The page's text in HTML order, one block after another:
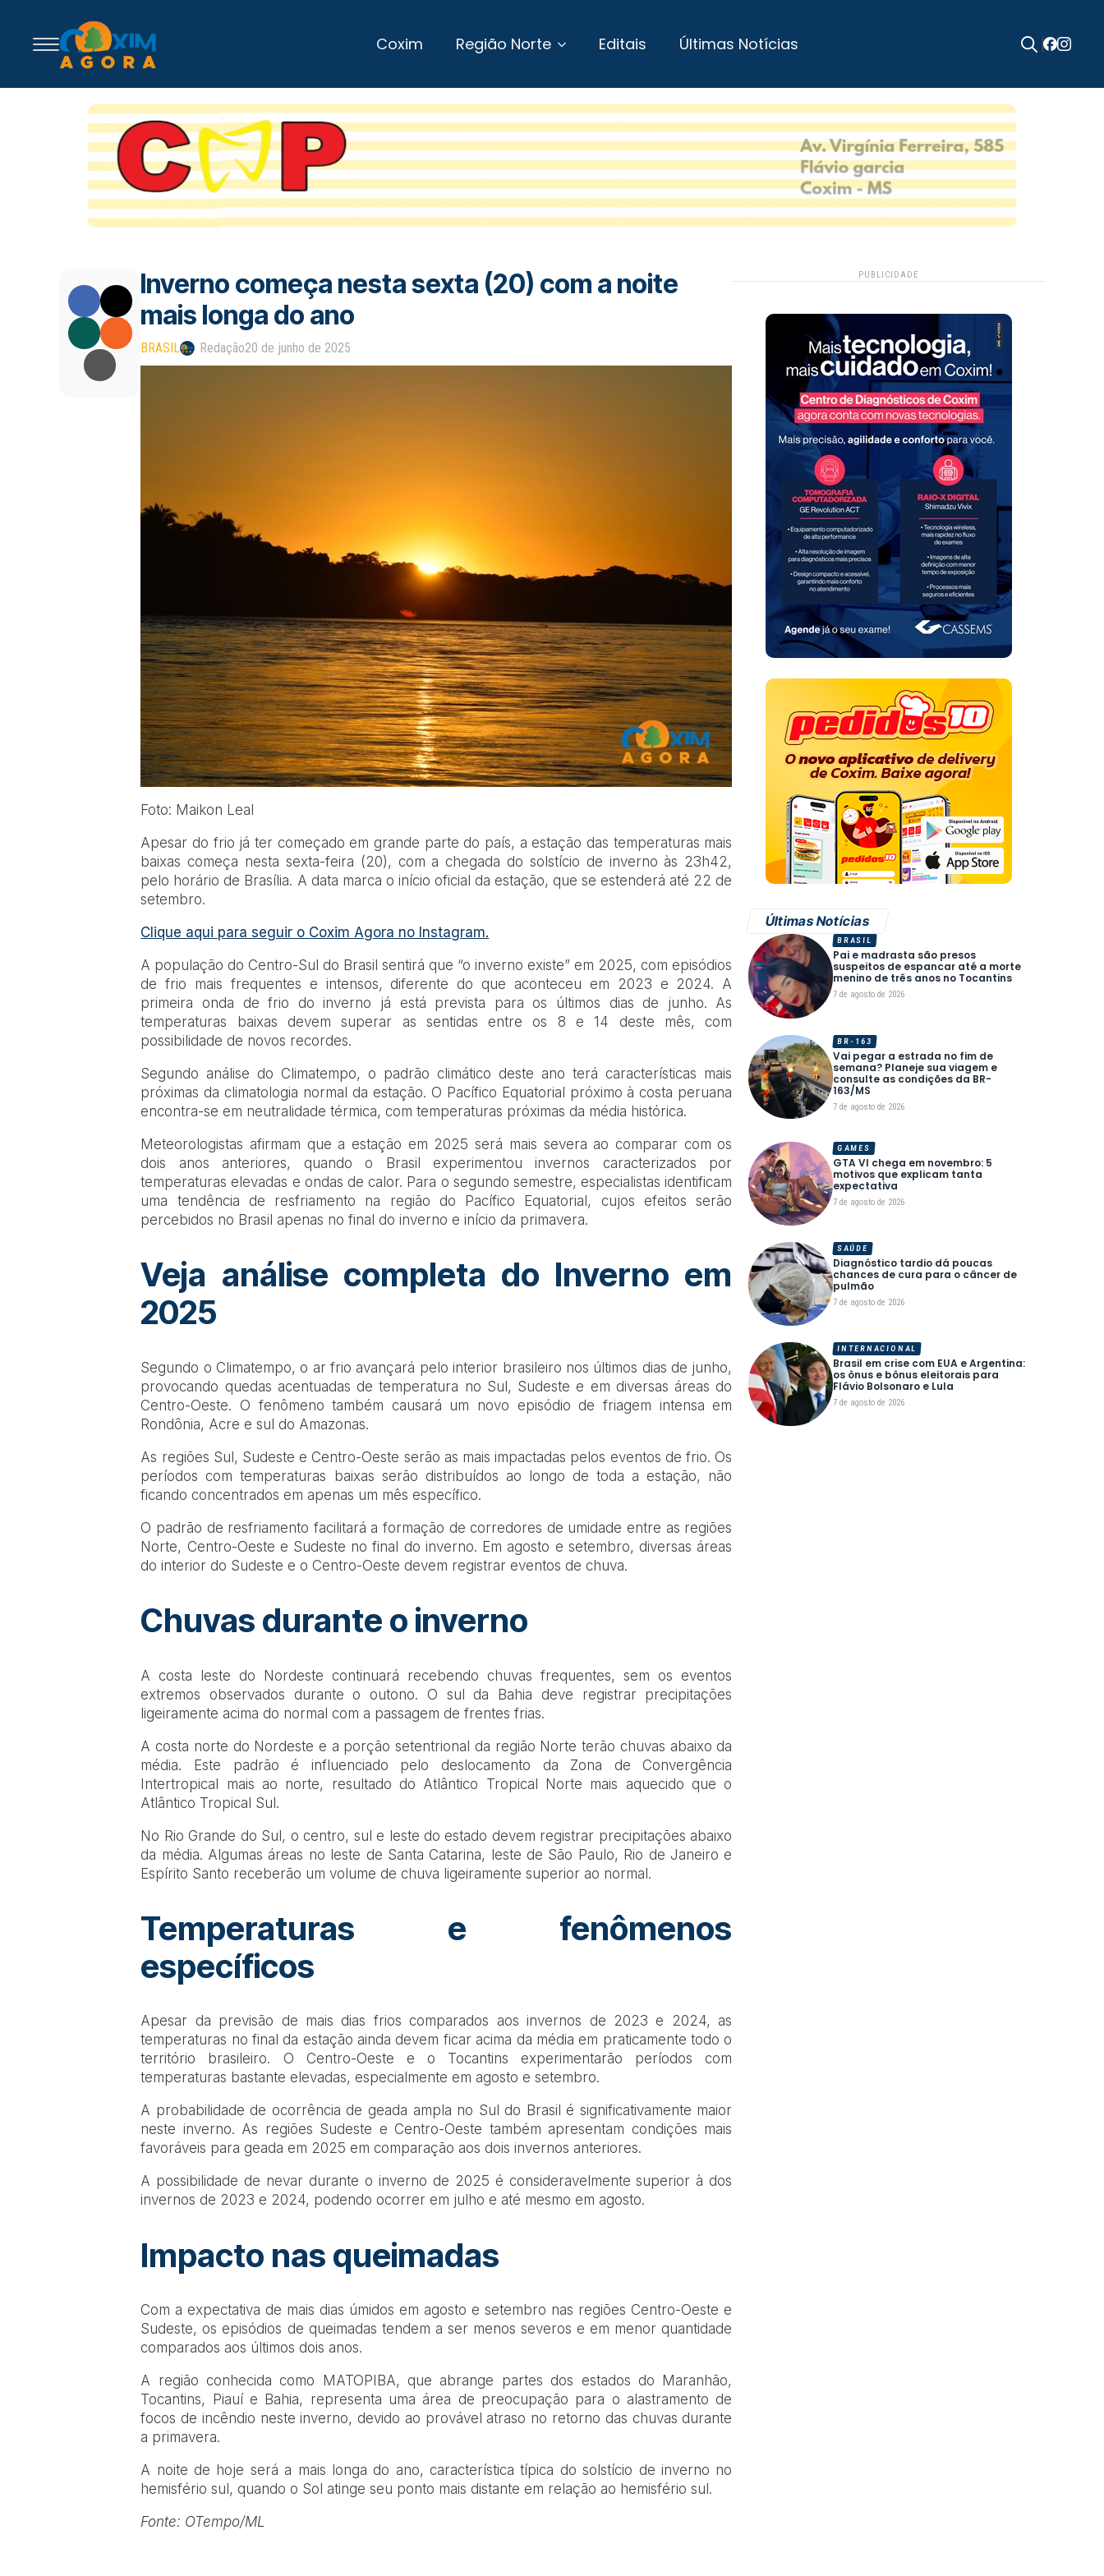
Coxim Região Norte Editais Últimas Notícias
Inverno começa nesta sexta (20) com a noite
mais longa do ano
BRASIL Redação20 de junho de 2025
Foto: Maikon Leal
Apesar do frio já ter começado em grande parte do país, a estação das temperaturas mais
baixas começa nesta sexta-feira (20), com a chegada do solstício de inverno às 23h42,
pelo horário de Brasília. A data marca o início oficial da estação, que se estenderá até 22 de
setembro.
Clique aqui para seguir o Coxim Agora no Instagram.
A população do Centro-Sul do Brasil sentirá que “o inverno existe” em 2025, com episódios
de frio mais frequentes e intensos, diferente do que aconteceu em 2023 e 2024. A
primeira onda de frio do inverno já está prevista para os últimos dias de junho. As
temperaturas baixas devem superar as sentidas entre os 8 e 14 deste mês, com
possibilidade de novos recordes.
Segundo análise do Climatempo, o padrão climático deste ano terá características mais
próximas da climatologia normal da estação. O Pacífico Equatorial próximo à costa peruana
encontra-se em neutralidade térmica, com temperaturas próximas da média histórica.
Meteorologistas afirmam que a estação em 2025 será mais severa ao comparar com os
dois anos anteriores, quando o Brasil experimentou invernos caracterizados por
temperaturas elevadas e ondas de calor. Para o segundo semestre, especialistas identificam
uma tendência de resfriamento na região do Pacífico Equatorial, cujos efeitos serão
percebidos no Brasil apenas no final do inverno e início da primavera.
Veja análise completa do Inverno em
2025
Segundo o Climatempo, o ar frio avançará pelo interior brasileiro nos últimos dias de junho,
provocando quedas acentuadas de temperatura no Sul, Sudeste e em diversas áreas do
Centro-Oeste. O fenômeno também causará um novo episódio de friagem intensa em
Rondônia, Acre e sul do Amazonas.
As regiões Sul, Sudeste e Centro-Oeste serão as mais impactadas pelos eventos de frio. Os
períodos com temperaturas baixas serão distribuídos ao longo de toda a estação, não
ficando concentrados em apenas um mês específico.
O padrão de resfriamento facilitará a formação de corredores de umidade entre as regiões
Norte, Centro-Oeste e Sudeste no final do inverno. Em agosto e setembro, diversas áreas
do interior do Sudeste e o Centro-Oeste devem registrar eventos de chuva.
Chuvas durante o inverno
A costa leste do Nordeste continuará recebendo chuvas frequentes, sem os eventos
extremos observados durante o outono. O sul da Bahia deve registrar precipitações
ligeiramente acima do normal com a passagem de frentes frias.
A costa norte do Nordeste e a porção setentrional da região Norte terão chuvas abaixo da
média. Este padrão é influenciado pelo deslocamento da Zona de Convergência
Intertropical mais ao norte, resultado do Atlântico Tropical Norte mais aquecido que o
Atlântico Tropical Sul.
No Rio Grande do Sul, o centro, sul e leste do estado devem registrar precipitações abaixo
da média. Algumas áreas no leste de Santa Catarina, leste de São Paulo, Rio de Janeiro e
Espírito Santo receberão um volume de chuva ligeiramente superior ao normal.
Temperaturas e fenômenos
específicos
Apesar da previsão de mais dias frios comparados aos invernos de 2023 e 2024, as
temperaturas no final da estação ainda devem ficar acima da média em praticamente todo o
território brasileiro. O Centro-Oeste e o Tocantins experimentarão períodos com
temperaturas bastante elevadas, especialmente em agosto e setembro.
A probabilidade de ocorrência de geada ampla no Sul do Brasil é significativamente maior
neste inverno. As regiões Sudeste e Centro-Oeste também apresentam condições mais
favoráveis para geada em 2025 em comparação aos dois invernos anteriores.
A possibilidade de nevar durante o inverno de 2025 é consideravelmente superior à dos
invernos de 2023 e 2024, podendo ocorrer em julho e até mesmo em agosto.
Impacto nas queimadas
Com a expectativa de mais dias úmidos em agosto e setembro nas regiões Centro-Oeste e
Sudeste, os episódios de queimadas tendem a ser menos severos e em menor quantidade
comparados aos últimos dois anos.
A região conhecida como MATOPIBA, que abrange partes dos estados do Maranhão,
Tocantins, Piauí e Bahia, representa uma área de preocupação para o alastramento de
focos de incêndio neste inverno, devido ao provável atraso no retorno das chuvas durante
a primavera.
A noite de hoje será a mais longa do ano, característica típica do solstício de inverno no
hemisfério sul, quando o Sol atinge seu ponto mais distante em relação ao hemisfério sul.
Fonte: OTempo/ML
PUBLICIDADE
Últimas Notícias
Pai e madrasta são presos
suspeitos de espancar até a morte
menino de três anos no Tocantins
7 de agosto de 2026
BRASIL
Vai pegar a estrada no fim de
semana? Planeje sua viagem e
consulte as condições da BR-
163/MS
7 de agosto de 2026
BR-163
GTA VI chega em novembro: 5
motivos que explicam tanta
expectativa
7 de agosto de 2026
GAMES
Diagnóstico tardio dá poucas
chances de cura para o câncer de
pulmão
7 de agosto de 2026
SAÚDE
Brasil em crise com EUA e Argentina:
os ônus e bônus eleitorais para
Flávio Bolsonaro e Lula
7 de agosto de 2026
INTERNACIONAL